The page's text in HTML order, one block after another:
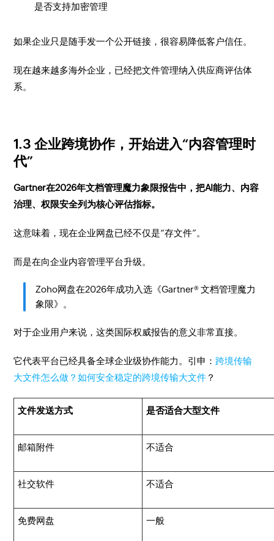
是否支持加密管理
如果企业只是随手发一个公开链接，很容易降低客户信任。
现在越来越多海外企业，已经把文件管理纳入供应商评估体
系。
1.3 企业跨境协作，开始进入“内容管理时
代”
Gartner在2026年文档管理魔力象限报告中，把AI能力、内容
治理、权限安全列为核心评估指标。
这意味着，现在企业网盘已经不仅是“存文件”。
而是在向企业内容管理平台升级。
Zoho网盘在2026年成功入选《Gartner® 文档管理魔力
象限》。
对于企业用户来说，这类国际权威报告的意义非常直接。
它代表平台已经具备全球企业级协作能力。引申： 跨境传输
大文件怎么做？如何安全稳定的跨境传输大文件 ？
文件发送方式 是否适合大型文件
邮箱附件 不适合
社交软件 不适合
免费网盘 一般